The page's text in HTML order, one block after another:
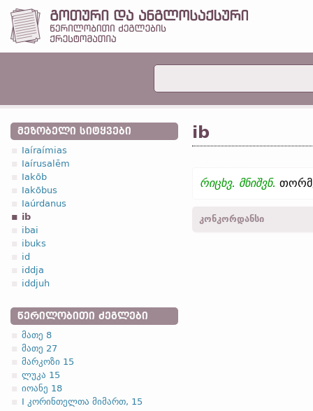
ᲛᲔᲖᲝᲑᲔᲚᲘ ᲡᲘᲢᲧᲕᲔᲑᲘ
Iaíraímias
Iaírusalēm
Iakōb
Iakōbus
Iaúrdanus
ib
ibai
ibuks
id
iddja
iddjuh
ᲬᲔᲠᲘᲚᲝᲑᲘᲗᲘ ᲫᲔᲒᲚᲔᲑᲘ
მათე 8
მათე 27
მარკოზი 15
ლუკა 15
იოანე 18
I კორინთელთა მიმართ, 15
ib
რიცხვ. მნიშვნ.
კონკორდანსი